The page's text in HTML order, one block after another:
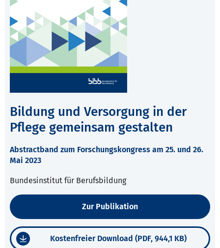
Bildung und Versorgung in der
Pflege gemeinsam gestalten
Abstractband zum Forschungskongress am 25. und 26.
Mai 2023
Bundesinstitut für Berufsbildung
Zur Publikation
Kostenfreier Download (PDF, 944,1 KB)